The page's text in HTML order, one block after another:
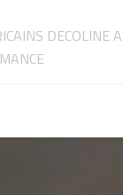
DECOLINE